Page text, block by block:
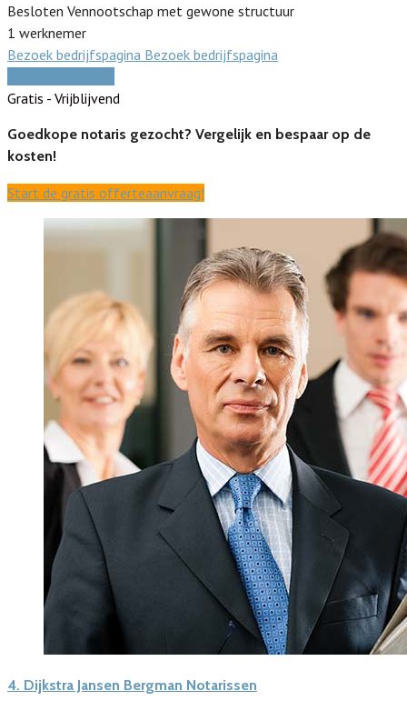
Besloten Vennootschap met gewone structuur
1 werknemer
Bezoek bedrijfspagina Bezoek bedrijfspagina
Gratis - Vrijblijvend
Goedkope notaris gezocht? Vergelijk en bespaar op de
kosten!
Start de gratis offerteaanvraag!
4. Dijkstra Jansen Bergman Notarissen